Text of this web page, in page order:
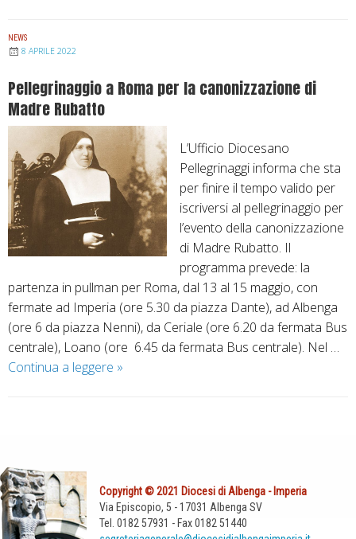
a
i
o
c
e
s
i
d
A
l
b
e
p
e
r
g
e
r
a
d
i
p
a
c
e
a
l
i
n
e
o
n
a
’
A
l
t
a
p
i
e
NEWS
8 APRILE 2022
Pellegrinaggio a Roma per la canonizzazione di
Madre Rubatto
L’Ufficio Diocesano
Pellegrinaggi informa che sta
per finire il tempo valido per
iscriversi al pellegrinaggio per
l’evento della canonizzazione
di Madre Rubatto. Il
programma prevede: la
partenza in pullman per Roma, dal 13 al 15 maggio, con
fermate ad Imperia (ore 5.30 da piazza Dante), ad Albenga
(ore 6 da piazza Nenni), da Ceriale (ore 6.20 da fermata Bus
centrale), Loano (ore 6.45 da fermata Bus centrale). Nel …
Continua a leggere P
r
i
n
»
t
N
a
Copyright © 2021 Diocesi di Albenga - Imperia
Via Episcopio, 5 - 17031 Albenga SV
Tel. 0182 57931 - Fax 0182 51440